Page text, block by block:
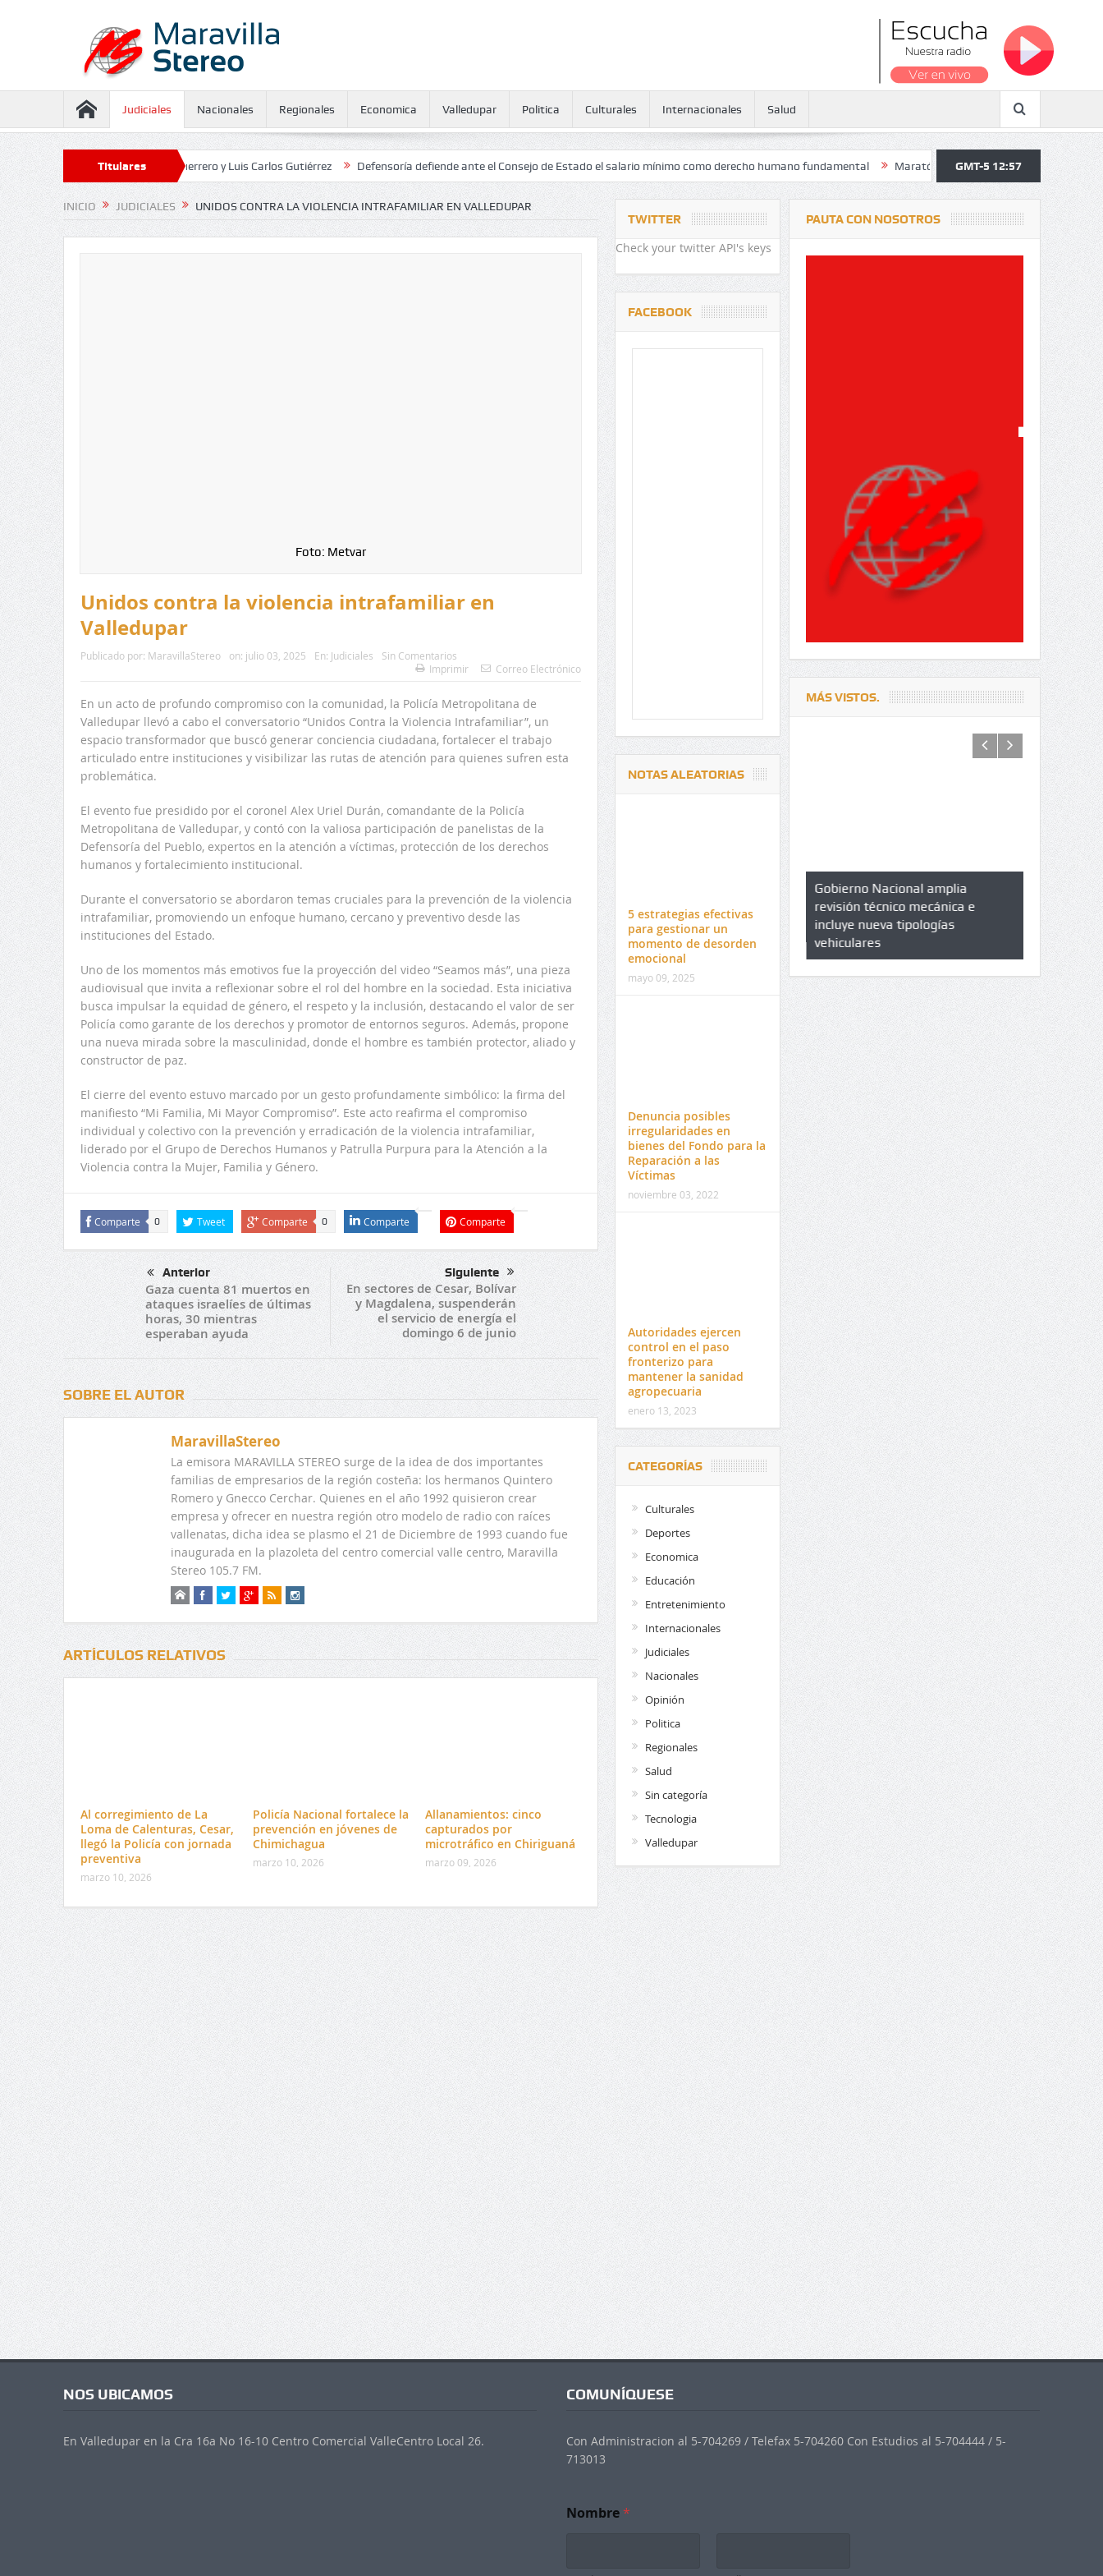
Judiciales Nacionales Regionales Economica Valledupar Politica Culturales Internacionales Salud
Titulares
contra Juliana Guerrero y Luis Carlos Gutiérrez Defensoría defiende ante el Consejo de Estado el salario mínimo como derecho humano fundamental Maratón atendió a más de 38.000 jóvenes y
GMT-5 12:57
INICIO JUDICIALES UNIDOS CONTRA LA VIOLENCIA INTRAFAMILIAR EN VALLEDUPAR
Foto: Metvar
Unidos contra la violencia intrafamiliar en
Valledupar
Publicado por: MaravillaStereo on: julio 03, 2025 En: Judiciales
Sin Comentarios
Imprimir
Correo Electrónico
En un acto de profundo compromiso con la comunidad, la Policía Metropolitana de
Valledupar llevó a cabo el conversatorio “Unidos Contra la Violencia Intrafamiliar”, un
espacio transformador que buscó generar conciencia ciudadana, fortalecer el trabajo
articulado entre instituciones y visibilizar las rutas de atención para quienes sufren esta
problemática.
El evento fue presidido por el coronel Alex Uriel Durán, comandante de la Policía
Metropolitana de Valledupar, y contó con la valiosa participación de panelistas de la
Defensoría del Pueblo, expertos en la atención a víctimas, protección de los derechos
humanos y fortalecimiento institucional.
Durante el conversatorio se abordaron temas cruciales para la prevención de la violencia
intrafamiliar, promoviendo un enfoque humano, cercano y preventivo desde las
instituciones del Estado.
Uno de los momentos más emotivos fue la proyección del video “Seamos más”, una pieza
audiovisual que invita a reflexionar sobre el rol del hombre en la sociedad. Esta iniciativa
busca impulsar la equidad de género, el respeto y la inclusión, destacando el valor de ser
Policía como garante de los derechos y promotor de entornos seguros. Además, propone
una nueva mirada sobre la masculinidad, donde el hombre es también protector, aliado y
constructor de paz.
El cierre del evento estuvo marcado por un gesto profundamente simbólico: la firma del
manifiesto “Mi Familia, Mi Mayor Compromiso”. Este acto reafirma el compromiso
individual y colectivo con la prevención y erradicación de la violencia intrafamiliar,
liderado por el Grupo de Derechos Humanos y Patrulla Purpura para la Atención a la
Violencia contra la Mujer, Familia y Género.
Comparte 0 Tweet Comparte 0 Comparte Comparte
Anterior
Gaza cuenta 81 muertos en
ataques israelíes de últimas
horas, 30 mientras
esperaban ayuda
Siguiente
En sectores de Cesar, Bolívar
y Magdalena, suspenderán
el servicio de energía el
domingo 6 de junio
SOBRE EL AUTOR
MaravillaStereo
La emisora MARAVILLA STEREO surge de la idea de dos importantes
familias de empresarios de la región costeña: los hermanos Quintero
Romero y Gnecco Cerchar. Quienes en el año 1992 quisieron crear
empresa y ofrecer en nuestra región otro modelo de radio con raíces
vallenatas, dicha idea se plasmo el 21 de Diciembre de 1993 cuando fue
inaugurada en la plazoleta del centro comercial valle centro, Maravilla
Stereo 105.7 FM.
ARTÍCULOS RELATIVOS
Al corregimiento de La
Loma de Calenturas, Cesar,
llegó la Policía con jornada
preventiva
marzo 10, 2026
Policía Nacional fortalece la
prevención en jóvenes de
Chimichagua
marzo 10, 2026
Allanamientos: cinco
capturados por
microtráfico en Chiriguaná
marzo 09, 2026
TWITTER
Check your twitter API's keys
FACEBOOK
NOTAS ALEATORIAS
5 estrategias efectivas
para gestionar un
momento de desorden
emocional
mayo 09, 2025
Denuncia posibles
irregularidades en
bienes del Fondo para la
Reparación a las
Víctimas
noviembre 03, 2022
Autoridades ejercen
control en el paso
fronterizo para
mantener la sanidad
agropecuaria
enero 13, 2023
CATEGORÍAS
Culturales
Deportes
Economica
Educación
Entretenimiento
Internacionales
Judiciales
Nacionales
Opinión
Politica
Regionales
Salud
Sin categoría
Tecnologia
Valledupar
PAUTA CON NOSOTROS
MÁS VISTOS.
Departamental del Cesar
El 17 de enero vence plazo de
venta de pines para matrícula en
preuniversitario de la UPC
Gobierno Nacional amplia
revisión técnico mecánica e
incluye nueva tipologías
vehiculares
Qué es un
cuáles son
NOS UBICAMOS
En Valledupar en la Cra 16a No 16-10 Centro Comercial ValleCentro Local 26.
COMUNÍQUESE
Con Administracion al 5-704269 / Telefax 5-704260 Con Estudios al 5-704444 / 5-
713013
Nombre*